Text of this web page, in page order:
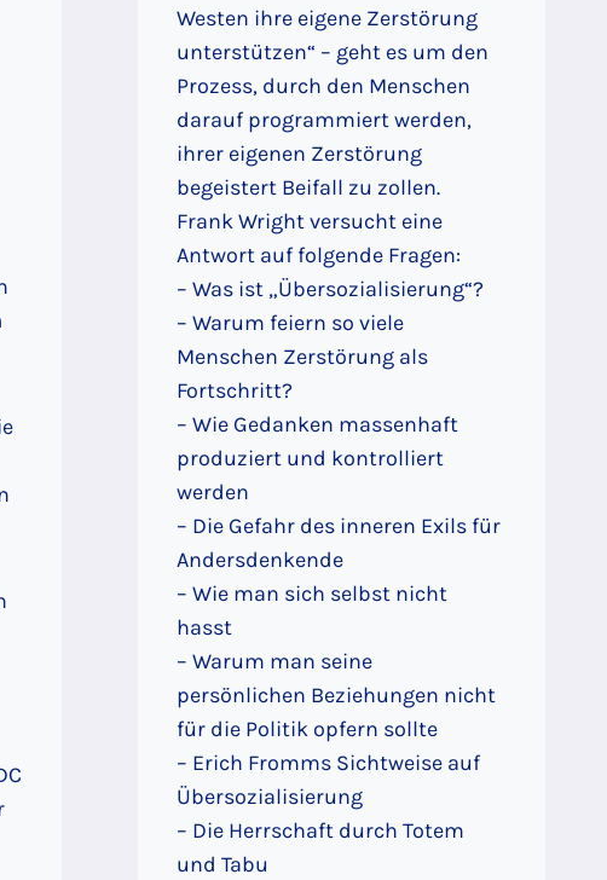
Westen ihre eigene Zerstörung
unterstützen“ – geht es um den
Prozess, durch den Menschen
darauf programmiert werden,
ihrer eigenen Zerstörung
begeistert Beifall zu zollen.
Frank Wright versucht eine
Antwort auf folgende Fragen:
– Was ist „Übersozialisierung“?
– Warum feiern so viele
Menschen Zerstörung als
Fortschritt?
– Wie Gedanken massenhaft
produziert und kontrolliert
werden
– Die Gefahr des inneren Exils für
Andersdenkende
– Wie man sich selbst nicht
hasst
– Warum man seine
persönlichen Beziehungen nicht
für die Politik opfern sollte
– Erich Fromms Sichtweise auf
Übersozialisierung
– Die Herrschaft durch Totem
und Tabu